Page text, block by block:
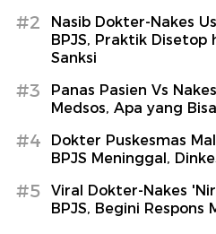
#2
Nasib Dokter-Nakes
BPJS, Praktik Disetop
Sanksi
#3
Panas Pasien Vs
Medsos, Apa yang
#4
Dokter Puskesmas
BPJS Meninggal,
#5
Viral Dokter-Nakes
BPJS, Begini Respons